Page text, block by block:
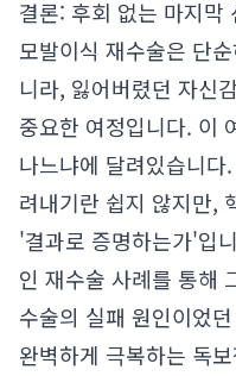
결론: 후회 없는 마지막
모발이식 재수술은 단
니라, 잃어버렸던 자신
중요한 여정입니다. 이
나느냐에 달려있습니
려내기란 쉽지 않지만,
'결과로 증명하는가'입
인 재수술 사례를 통해
수술의 실패 원인이었
완벽하게 극복하는 독보